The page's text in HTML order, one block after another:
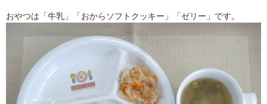
おやつは「牛乳」「おからソフトクッキー」「ゼリー」です。